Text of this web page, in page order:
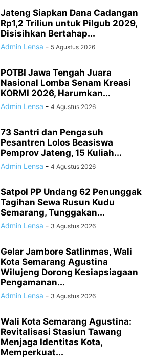
Jateng Siapkan Dana Cadangan
Rp1,2 Triliun untuk Pilgub 2029,
Disisihkan Bertahap...
Admin Lensa - 5 Agustus 2026
POTBI Jawa Tengah Juara
Nasional Lomba Senam Kreasi
KORMI 2026, Harumkan...
Admin Lensa - 4 Agustus 2026
73 Santri dan Pengasuh
Pesantren Lolos Beasiswa
Pemprov Jateng, 15 Kuliah...
Admin Lensa - 4 Agustus 2026
Satpol PP Undang 62 Penunggak
Tagihan Sewa Rusun Kudu
Semarang, Tunggakan...
Admin Lensa - 3 Agustus 2026
Gelar Jambore Satlinmas, Wali
Kota Semarang Agustina
Wilujeng Dorong Kesiapsiagaan
Pengamanan...
Admin Lensa - 3 Agustus 2026
Wali Kota Semarang Agustina:
Revitalisasi Stasiun Tawang
Menjaga Identitas Kota,
Memperkuat...